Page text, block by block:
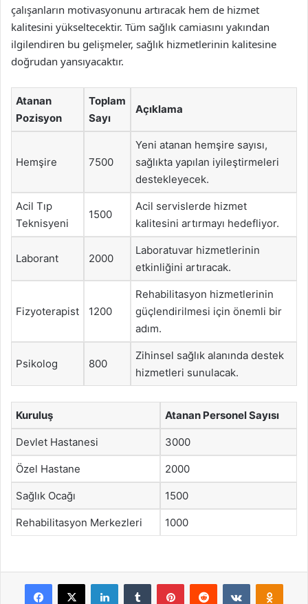
çalışanların motivasyonunu artıracak hem de hizmet
kalitesini yükseltecektir. Tüm sağlık camiasını yakından
ilgilendiren bu gelişmeler, sağlık hizmetlerinin kalitesine
doğrudan yansıyacaktır.
Atanan
Pozisyon
Toplam
Sayı
Açıklama
Hemşire 7500
Yeni atanan hemşire sayısı,
sağlıkta yapılan iyileştirmeleri
destekleyecek.
Acil Tıp
Teknisyeni
1500
Acil servislerde hizmet
kalitesini artırmayı hedefliyor.
Laborant 2000
Laboratuvar hizmetlerinin
etkinliğini artıracak.
Fizyoterapist 1200
Rehabilitasyon hizmetlerinin
güçlendirilmesi için önemli bir
adım.
Psikolog 800
Zihinsel sağlık alanında destek
hizmetleri sunulacak.
Kuruluş Atanan Personel Sayısı
Devlet Hastanesi 3000
Özel Hastane 2000
Sağlık Ocağı 1500
Rehabilitasyon Merkezleri 1000
Facebook
X LinkedInTumblr PinterestReddit VKontakte